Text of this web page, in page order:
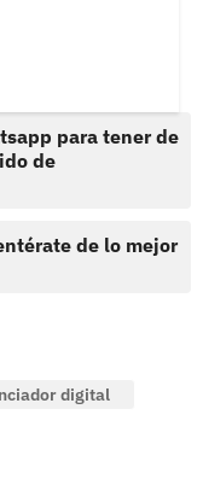
para tener de
de
de lo mejor
digital